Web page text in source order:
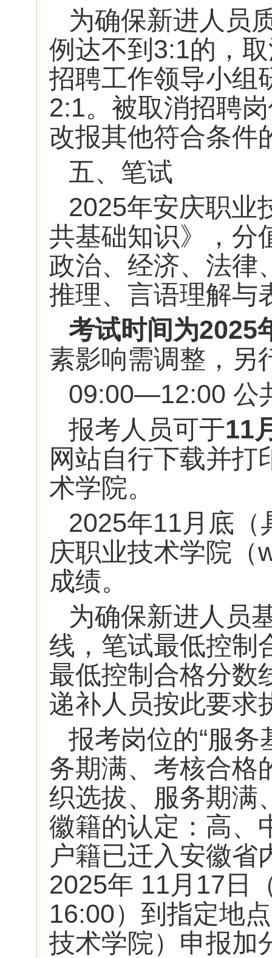
为确保新进人员
例达不到3:1的，
招聘工作领导小组
2:1。被取消招聘
改报其他符合条件
五、笔试
2025年安庆职业
共基础知识》，分
政治、经济、法律
推理、言语理解与
考试时间为2025
素影响需调整，另
09:00—12:00 公
报考人员可于11
网站自行下载并打
术学院。
2025年11月底（
庆职业技术学院（
成绩。
为确保新进人员
线，笔试最低控制
最低控制合格分数
递补人员按此要求
报考岗位的“服
务期满、考核合格
织选拔、服务期满
徽籍的认定：高、
户籍已迁入安徽省
2025年 11月17日
16:00）到指定地
技术学院）申报加